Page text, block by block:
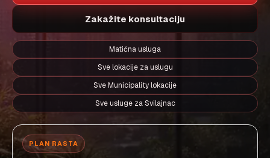
Zakažite konsultaciju
Matična usluga
Sve lokacije za uslugu
Sve Municipality lokacije
Sve usluge za Svilajnac
PLAN RASTA